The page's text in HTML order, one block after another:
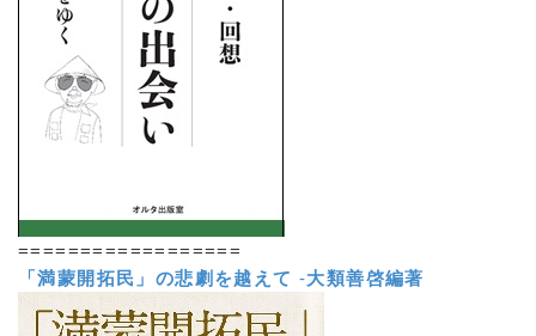
==================
「満蒙開拓民」の悲劇を越えて -大類善啓編著